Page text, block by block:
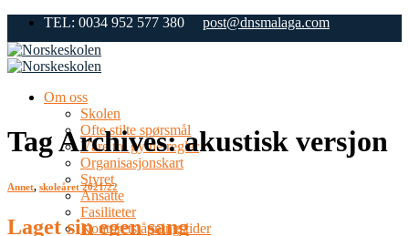
Skip
content
TEL: 0034 952 577 380 post@dnsmalaga.com
Om oss
Skolen
Ofte stilte spørsmål
Våre tre gylne regler
Organisasjonskart
Styret
Ansatte
Fasiliteter
Kontorets åpningstider
Tag Archives:akustisk versjon
Annet, skoleåret 2021/22
Laget sin egen sang